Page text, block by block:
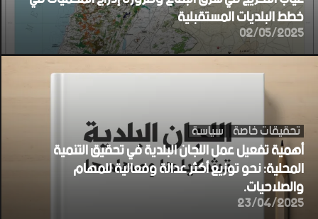
خطط البلديات المستقبلية
02/05/2025
تحقيقات خاصة سياسة
أهمية تفعيل عمل اللجان البلدية في تحقيق التنمية
المحلية: نحو توزيع أكثر عدالة وفعالية للمهام
والصلاحيات.
23/04/2025